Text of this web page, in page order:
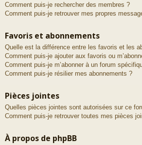
Comment puis-je rechercher des membres ?
Comment puis-je retrouver mes propres
Favoris et abonnements
Quelle est la différence entre les favoris et les
Comment puis-je ajouter aux favoris ou
Comment puis-je m’abonner à un forum
Comment puis-je résilier mes abonnements ?
Pièces jointes
Quelles pièces jointes sont autorisées sur ce
Comment puis-je retrouver toutes mes pièces
À propos de phpBB